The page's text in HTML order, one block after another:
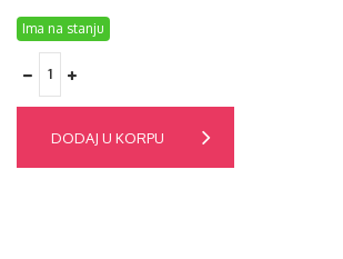
Ima na stanju
DODAJ U KORPU